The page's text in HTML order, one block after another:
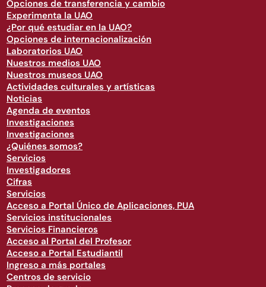
Opciones de transferencia y cambio
Experimenta la UAO
¿Por qué estudiar en la UAO?
Opciones de internacionalización
Laboratorios UAO
Nuestros medios UAO
Nuestros museos UAO
Actividades culturales y artísticas
Noticias
Agenda de eventos
Investigaciones
Investigaciones
¿Quiénes somos?
Servicios
Investigadores
Cifras
Servicios
Acceso a Portal Único de Aplicaciones, PUA
Servicios institucionales
Servicios Financieros
Acceso al Portal del Profesor
Acceso a Portal Estudiantil
Ingreso a más portales
Centros de servicio